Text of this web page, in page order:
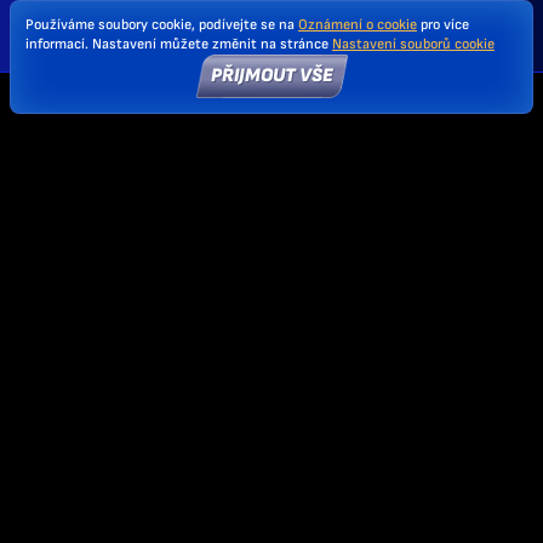
Používáme soubory cookie, podívejte se na Oznámení o cookie pro více
informací. Nastavení můžete změnit na stránce Nastavení souborů cookie
PŘIJMOUT VŠE